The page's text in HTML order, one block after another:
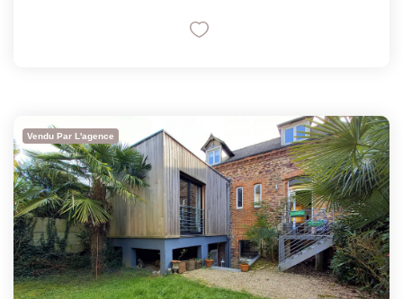
Vendu Par L'agence